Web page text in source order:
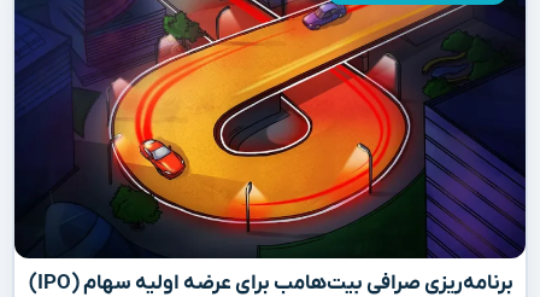
برنامه‌ریزی صرافی بیت‌هامب برای عرضه اولیه سهام (IPO)